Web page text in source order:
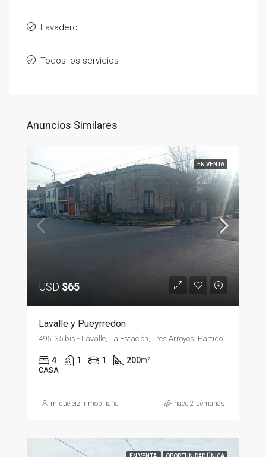
Lavadero
Todos los servicios
Anuncios Similares
EN VENTA
USD $65
Lavalle y Pueyrredon
4 1 1 200m²
CASA
miqueleiz Inmobiliaria hace 2 semanas